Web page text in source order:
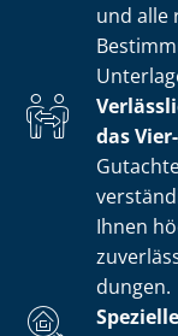
und alle
das
Ihnen
dun­gen.